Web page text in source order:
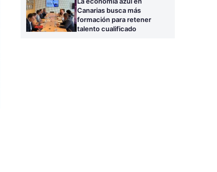
Canarias busca más
formación para retener
talento cualificado